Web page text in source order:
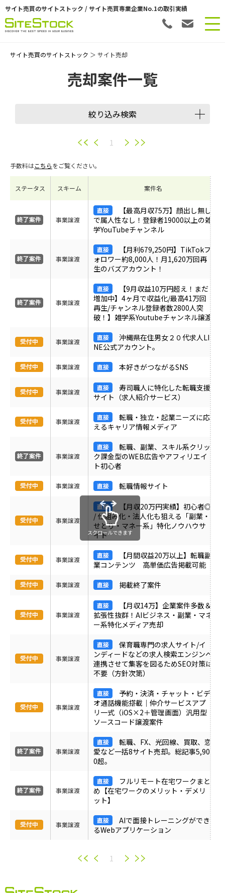
サイト売買のサイトストック / サイト売買専業企業No.1の取引実績
サイト売買のサイトストック ＞ サイト売却
売却案件一覧
絞り込み検索
会員数
希望価格
月間売上
フリーワード
受付中のみ表示
1
手数料はこちらをご覧ください。
ステータス スキーム 案件名
事業譲渡
【最高月収75万】顔出し無し
で属人性なし！登録者19000以上の雑
学YouTubeチャンネル
事業譲渡
【月利679,250円】TikTokフ
ォロワー約8,000人！月1,620万回再
生のバズアカウント！
事業譲渡
【9月収益10万円超え！まだ
増加中】4ヶ月で収益化/最高41万回
再生/チャンネル登録者数2800人突
破！】雑学系Youtubeチャンネル譲渡
事業譲渡
沖縄県在住男女２０代求人LI
NE公式アカウント。
事業譲渡 本好きがつながるSNS
事業譲渡
寿司職人に特化した転職支援
サイト（求人紹介サービス）
事業譲渡
転職・独立・起業ニーズに応
えるキャリア情報メディア
事業譲渡
転職、副業、スキル系クリッ
ク課金型のWEB広告やアフィリエイ
ト初心者
事業譲渡 転職情報サイト
事業譲渡
【月収20万円実績】初心者◎
/ 仕組み化・法人化も狙える「副業・
せどり・マネー系」特化ノウハウサ
イト
事業譲渡
【月間収益20万以上】転職副
業コンテンツ 高単価広告掲載可能
事業譲渡 掲載終了案件
事業譲渡
【月収14万】企業案件多数＆
拡張性抜群！AIビジネス・副業・マネ
ー系特化メディア売却
事業譲渡
保育職専門の求人サイト/イ
ンディードなどの求人検索エンジンへ
連携させて集客を図るためSEO対策は
不要（方針次第）
事業譲渡
予約・決済・チャット・ビデ
オ通話機能搭載｜仲介サービスアプ
リ一式（iOS×2＋管理画面）汎用型
ソースコード譲渡案件
事業譲渡
転職、FX、光回線、買取、恋
愛など一括8サイト売却。総記事5,90
0超。
事業譲渡
フルリモート在宅ワークまと
め【在宅ワークのメリット・デメリ
ット】
事業譲渡
AIで面接トレーニングができ
るWebアプリケーション
スクロールできます
1